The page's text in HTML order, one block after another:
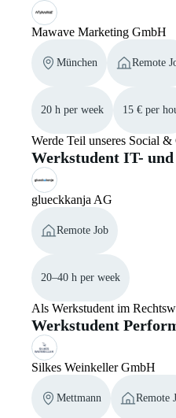
Mawave Marketing GmbH
München Remote
20 h per week 15 € per
Werde Teil unseres Social
Werkstudent IT-
glueckkanja AG
Remote Job
20–40 h per week
Als Werkstudent im
Werkstudent
Silkes Weinkeller GmbH
Mettmann Remote